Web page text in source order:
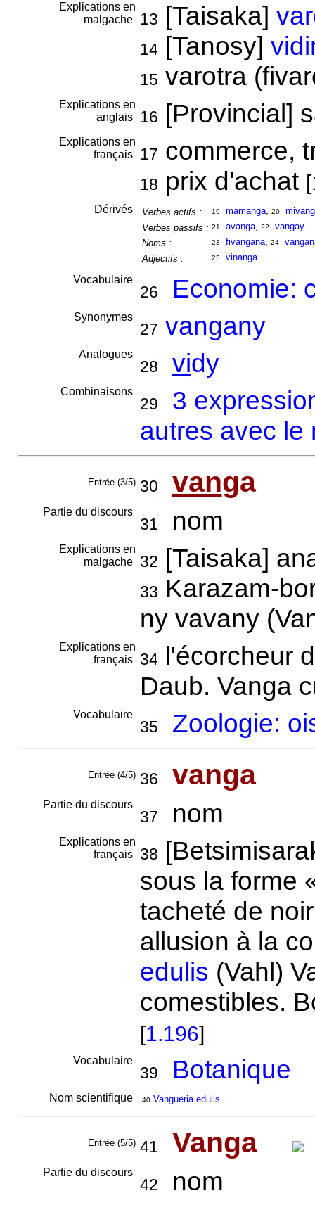
Explications en
malgache
13 [Taisaka]
14[Tanosy]
15 varotra
Explications en
anglais
16 [Provincial]
Explications en
français
17 commerce,
18 prix d'achat [
Dérivés Verbes actifs : 19 mamanga, 20
Verbes passifs : 21 avanga, 22
vangay
Noms :
23 fivangana, 24 vanga
Adjectifs :
25 vinanga
Vocabulaire
26 Economie:
Synonymes
27 vangany
Analogues
28 vidy
Combinaisons
29
3
autres avec le
Entrée (3/5) 30 vanga
Partie du discours
31 nom
Explications en
malgache
32 [Taisaka]
33 Karazam-
ny vavany
Explications en
français
34l'écorcheur
Daub. Vanga
Vocabulaire
35 Zoologie:
Entrée (4/5) 36 vanga
Partie du discours
37 nom
Explications en
français
38
sous la forme
tacheté de
allusion à la
edulis (Vahl)
comestibles.
[1.196]
Vocabulaire
39 Botanique
Nom scientifique 40 Vangueria edulis
Entrée (5/5) 41 Vanga
Partie du discours
42 nom